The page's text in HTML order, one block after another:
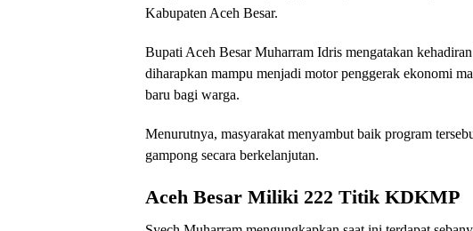
Kabupaten Aceh Besar.
Bupati Aceh Besar Muharram Idris mengatakan
diharapkan mampu menjadi motor penggerak ekonomi
baru bagi warga.
Menurutnya, masyarakat menyambut baik program
gampong secara berkelanjutan.
Aceh Besar Miliki 222 Titik KDKMP